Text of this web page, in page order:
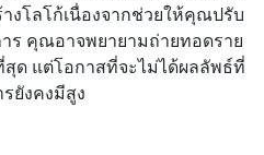
งโลโก้เนื่องจากช่วยให้คุณปรับ
ร คุณอาจพยายามถ่ายทอดราย
ด แต่โอกาสที่จะไม่ได้ผลลัพธ์ที่
ยังคงมีสูง